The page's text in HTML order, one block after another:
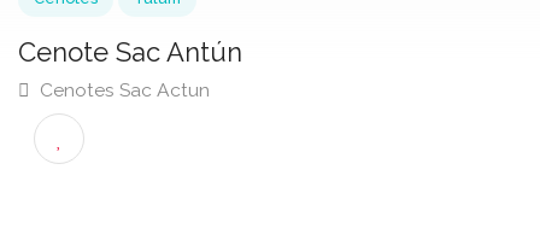
Cenote Sac Antún
Cenotes Sac Actun